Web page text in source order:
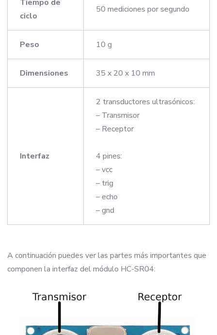
Tiempo de
ciclo
50 mediciones por segundo
Peso 10 g
Dimensiones 35 x 20 x 10 mm
Interfaz
2 transductores ultrasónicos:
– Transmisor
– Receptor
4 pines:
– vcc
– trig
– echo
– gnd
A continuación puedes ver las partes más importantes que
componen la interfaz del módulo HC-SR04: